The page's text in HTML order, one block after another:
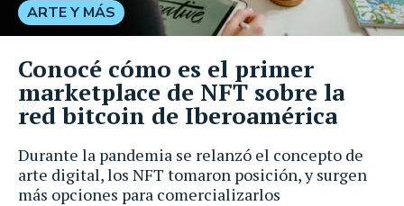
Durante la pandemia se relanzó el concepto de
arte digital, los NFT tomaron posición, y surgen
más opciones para comercializarlos
ARTE Y MÁS
Conocé cómo es el primer
marketplace de NFT sobre la
red bitcoin de Iberoamérica